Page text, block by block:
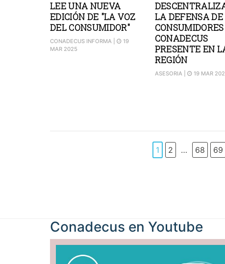
LEE UNA NUEVA
EDICIÓN DE "LA VOZ
DEL CONSUMIDOR"
CONADECUS INFORMA
19
MAR 2025
LA DEFENSA DE
CONSUMIDORES
CONADECUS
PRESENTE EN
REGIÓN
ASESORIA| 19 MAR
1 2 … 68 69
Conadecus en Youtube